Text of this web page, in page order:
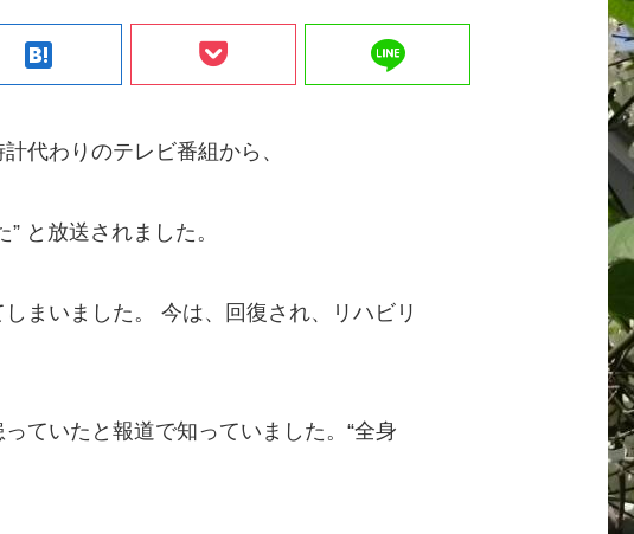
hatenabookmark line
代わりのテレビ番組から、
と放送されました。
まいました。 今は、回復され、リハビリ
ていたと報道で知っていました。“全身